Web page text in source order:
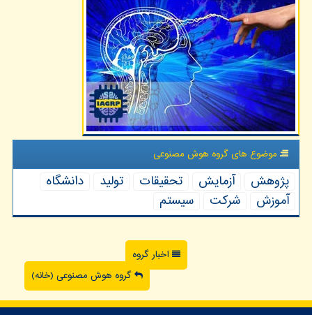
موضوع های گروه هوش مصنوعی
پژوهش آزمایش تحقیقات تولید
دانشگاه
آموزش
شركت سیستم
اخبار گروه
گروه هوش مصنوعی (خانه)